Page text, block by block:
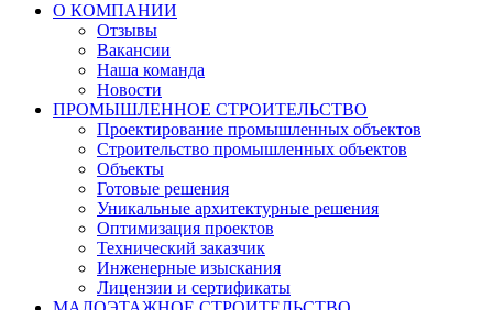
О КОМПАНИИ
Отзывы
Вакансии
Наша команда
Новости
ПРОМЫШЛЕННОЕ СТРОИТЕЛЬСТВО
Проектирование промышленных объектов
Строительство промышленных объектов
Объекты
Готовые решения
Уникальные архитектурные решения
Оптимизация проектов
Технический заказчик
Инженерные изыскания
Лицензии и сертификаты